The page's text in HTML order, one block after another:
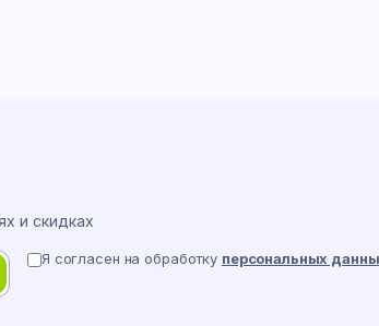
и скидках
Я согласен на обработку персональных